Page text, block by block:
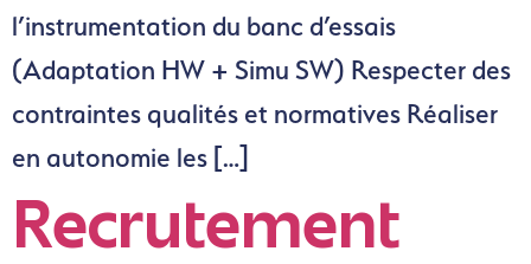
l’instrumentation du banc d’essais
(Adaptation HW + Simu SW) Respecter des
contraintes qualités et normatives Réaliser
en autonomie les […]
Recrutement